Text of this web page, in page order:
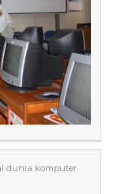
dunia komputer